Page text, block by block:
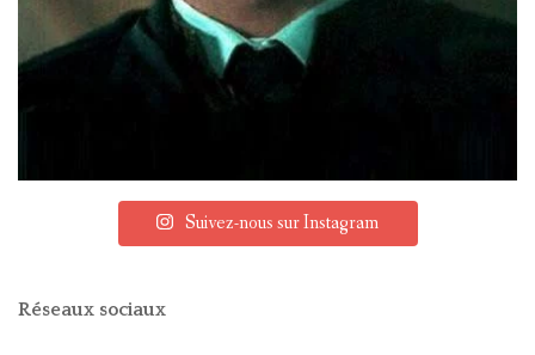
Suivez-nous sur Instagram
Réseaux sociaux